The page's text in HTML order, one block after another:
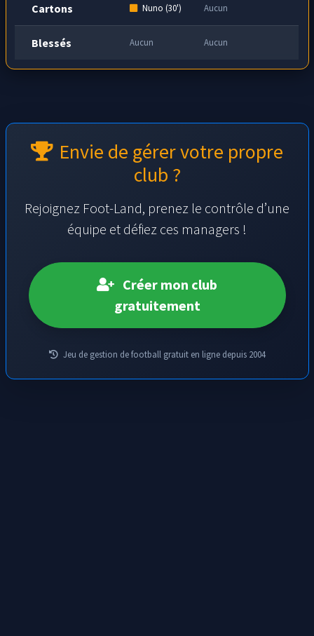
Cartons Nuno (30') Aucun
Blessés Aucun Aucun
Envie de gérer votre propre
club ?
Rejoignez Foot-Land, prenez le contrôle d’une
équipe et défiez ces managers !
Créer mon club
gratuitement
Jeu de gestion de football gratuit en ligne depuis 2004